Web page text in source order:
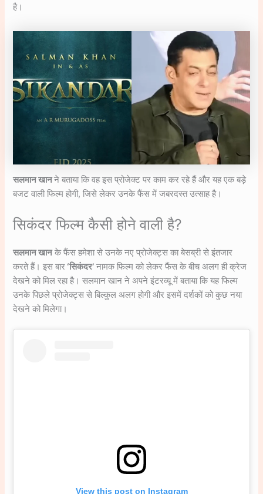
है।
सलमान खानने बताया कि वह इस प्रोजेक्ट पर काम कर रहे हैं और यह एक बड़े
बजट वाली फिल्म होगी, जिसे लेकर उनके फैंस में जबरदस्त उत्साह है।
सिकंदर फिल्म कैसी होने वाली है?
सलमान खानके फैंस हमेशा से उनके नए प्रोजेक्ट्स का बेसब्री से इंतजार
करते हैं। इस बार ‘सिकंदर’ नामक फिल्म को लेकर फैंस के बीच अलग ही क्रेज
देखने को मिल रहा है। सलमान खान ने अपने इंटरव्यू में बताया कि यह फिल्म
उनके पिछले प्रोजेक्ट्स से बिल्कुल अलग होगी और इसमें दर्शकों को कुछ नया
देखने को मिलेगा।
View this post on Instagram